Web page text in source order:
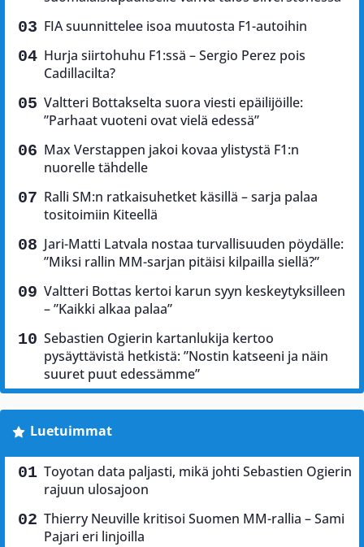
FIA suunnittelee isoa muutosta F1-autoihin
Hurja siirtohuhu F1:ssä – Sergio Perez pois
Cadillacilta?
Valtteri Bottakselta suora viesti epäilijöille:
”Parhaat vuoteni ovat vielä edessä”
Max Verstappen jakoi kovaa ylistystä F1:n
nuorelle tähdelle
Ralli SM:n ratkaisuhetket käsillä – sarja palaa
tositoimiin Kiteellä
Jari-Matti Latvala nostaa turvallisuuden pöydälle:
”Miksi rallin MM-sarjan pitäisi kilpailla siellä?”
Valtteri Bottas kertoi karun syyn keskeytyksilleen
– ”Kaikki alkaa palaa”
Sebastien Ogierin kartanlukija kertoo
pysäyttävistä hetkistä: ”Nostin katseeni ja näin
suuret puut edessämme”
Luetuimmat
Toyotan data paljasti, mikä johti Sebastien Ogierin
rajuun ulosajoon
Thierry Neuville kritisoi Suomen MM-rallia – Sami
Pajari eri linjoilla